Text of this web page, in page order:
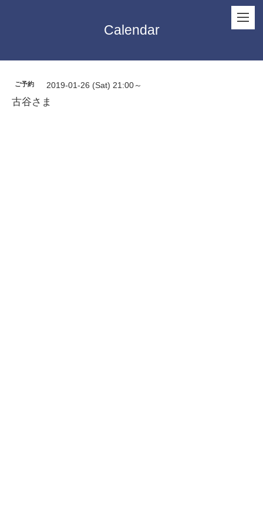
Calendar
ご予約 2019-01-26 (Sat) 21:00～
古谷さま